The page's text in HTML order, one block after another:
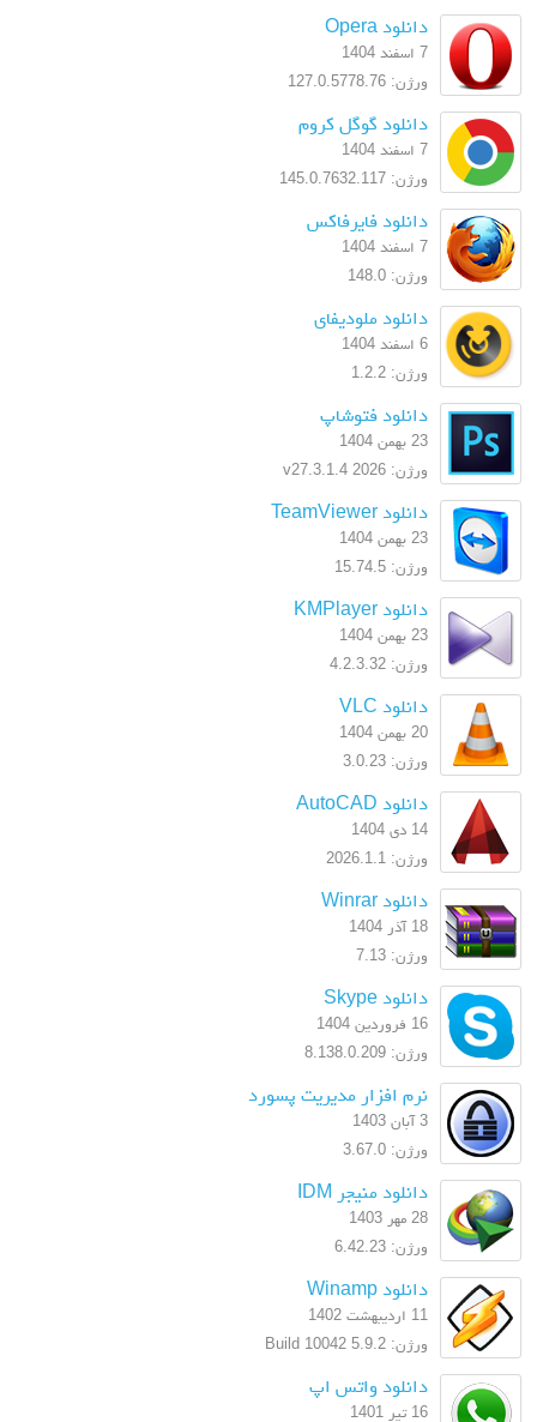
دانلود Opera
7 اسفند 1404
ورژن: 127.0.5778.76
دانلود گوگل کروم
7 اسفند 1404
ورژن: 145.0.7632.117
دانلود فایرفاکس
7 اسفند 1404
ورژن: 148.0
دانلود ملودیفای
6 اسفند 1404
ورژن: 1.2.2
دانلود فتوشاپ
23 بهمن 1404
ورژن: 2026 v27.3.1.4
دانلود TeamViewer
23 بهمن 1404
ورژن: 15.74.5
دانلود KMPlayer
23 بهمن 1404
ورژن: 4.2.3.32
دانلود VLC
20 بهمن 1404
ورژن: 3.0.23
دانلود AutoCAD
14 دی 1404
ورژن: 2026.1.1
دانلود Winrar
18 آذر 1404
ورژن: 7.13
دانلود Skype
16 فروردین 1404
ورژن: 8.138.0.209
نرم افزار مدیریت پسورد
3 آبان 1403
ورژن: 3.67.0
دانلود منیجر IDM
28 مهر 1403
ورژن: 6.42.23
دانلود Winamp
11 اردیبهشت 1402
ورژن: 5.9.2 Build 10042
دانلود واتس اپ
16 تیر 1401